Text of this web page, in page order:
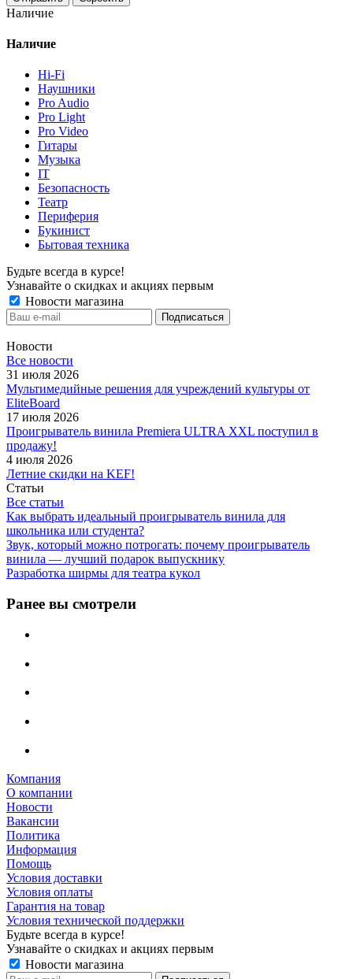
Наличие
Наличие
Hi-Fi
Наушники
Pro Audio
Pro Light
Pro Video
Гитары
Музыка
IT
Безопасность
Театр
Периферия
Букинист
Бытовая техника
Будьте всегда в курсе!
Узнавайте о скидках и акциях первым
Новости магазина
Новости
Все новости
31 июля 2026
Мультимедийные решения для учреждений культуры от
EliteBoard
17 июля 2026
Проигрыватель винила Premiera ULTRA XXL поступил в
продажу!
4 июля 2026
Летние скидки на KEF!
Статьи
Все статьи
Как выбрать идеальный проигрыватель винила для
школьника или студента?
Звук, который можно потрогать: почему проигрыватель
винила — лучший подарок выпускнику
Разработка ширмы для театра кукол
Ранее вы смотрели
Компания
О компании
Новости
Вакансии
Политика
Информация
Помощь
Условия доставки
Условия оплаты
Гарантия на товар
Условия технической поддержки
Будьте всегда в курсе!
Узнавайте о скидках и акциях первым
Новости магазина